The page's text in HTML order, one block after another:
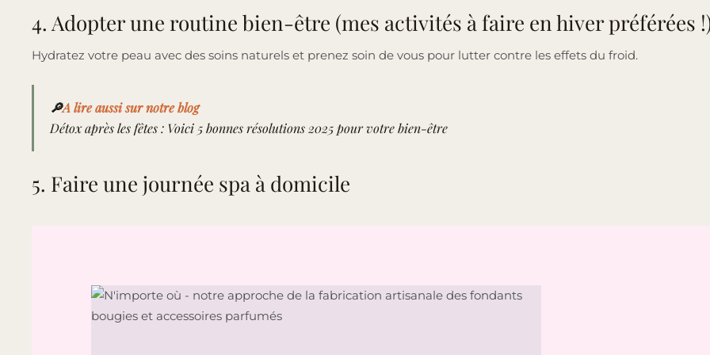
4. Adopter une routine bien-être (mes activités à faire en hiver préférées
Hydratez votre peau avec des soins naturels et prenez soin de vous pour lutter contre les effets du froid.
🔎A lire aussi sur notre blog
Détox après les fêtes : Voici 5 bonnes résolutions 2025 pour votre bien-être
5. Faire une journée spa à domicile